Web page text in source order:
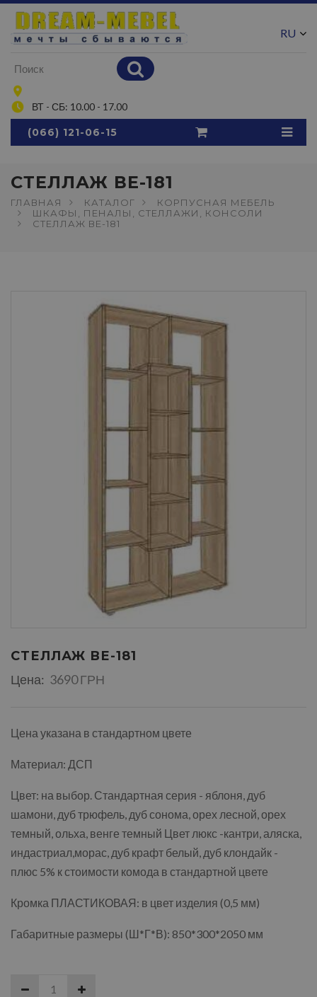
ВТ - СБ: 10.00 - 17.00
RU
(066) 121-06-15
СТЕЛЛАЖ ВЕ-181
ГЛАВНАЯ КАТАЛОГ
КОРПУСНАЯ МЕБЕЛЬ
ШКАФЫ, ПЕНАЛЫ, СТЕЛЛАЖИ, КОНСОЛИ
СТЕЛЛАЖ ВЕ-181
СТЕЛЛАЖ ВЕ-181
Цена: 3690 ГРН
Цена указана в стандартном цвете
Материал: ДСП
Цвет: на выбор. Стандартная серия - яблоня, дуб
шамони, дуб трюфель, дуб сонома, орех лесной, орех
темный, ольха, венге темный Цвет люкс -кантри, аляска,
индастриал,морас, дуб крафт белый, дуб клондайк -
плюс 5% к стоимости комода в стандартной цвете
Кромка ПЛАСТИКОВАЯ: в цвет изделия (0,5 мм)
Габаритные размеры (Ш*Г*В): 850*300*2050 мм